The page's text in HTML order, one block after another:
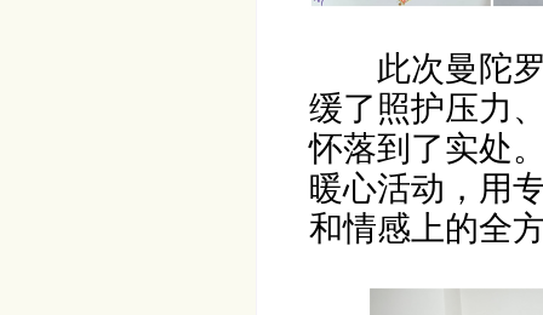
此次曼陀
缓了照护压力
怀落到了实处
暖心活动，用
和情感上的全